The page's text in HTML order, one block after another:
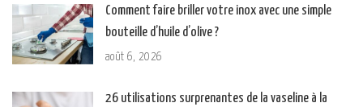
Comment faire briller votre inox avec une simple
bouteille d’huile d’olive ?
août 6, 2026
26 utilisations surprenantes de la vaseline à la